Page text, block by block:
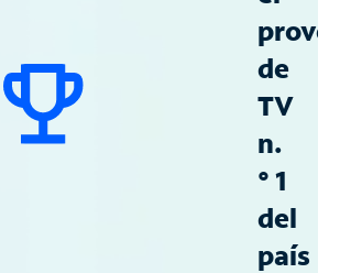
de
TV
n.
° 1
del
país